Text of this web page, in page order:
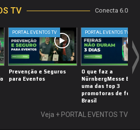
TV
Conecta 6.0
>
PORTAL EVENTOS TV
Prevenção e Seguros
para Eventos
PORTAL EVENTOS TV
O que faz a
NürnbergMesse BR
uma das top 3
promotoras de
Brasil
Veja + PORTAL EVENTOS TV